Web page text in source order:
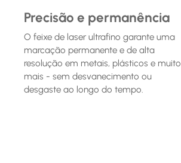
Precisão e permanência
O feixe de laser ultrafino garante uma
marcação permanente e de alta
resolução em metais, plásticos e muito
mais - sem desvanecimento ou
desgaste ao longo do tempo.